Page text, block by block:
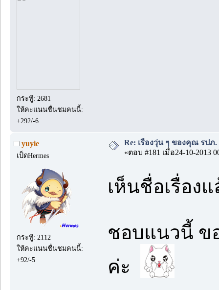
กระทู้: 2681
ให้คะแนนชื่นชมคนนี้:
+292/-6
yuyie
เป็ดHermes
กระทู้: 2112
ให้คะแนนชื่นชมคนนี้:
+92/-5
Re: เรื่องวุ่น ๆ ของคุณ รปภ.
«ตอบ #181 เมื่อ24-10-2013
เห็นชื่อเรื่อง
ชอบแนวนี้ ข
ค่ะ